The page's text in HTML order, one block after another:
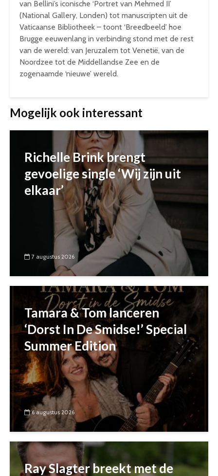
van Bellini’s iconische ‘Portret van Mehmed II’
(National Gallery, Londen) tot manuscripten uit de
Vaticaanse Bibliotheek – toont ‘Breedbeeld’ hoe
Brugge eeuwenlang in verbinding stond met de rest
van de wereld: van Jeruzalem tot Venetië, van de
Noordzee tot de Middellandse Zee en de
zogenaamde ‘nieuwe’ wereld.
Mogelijk ook interessant
Richelle Brink brengt
gevoelige single ‘Wij zijn uit
elkaar’
7 augustus 2026
Tamara & Tom lanceren
‘Dorst In De Smidse!’ Special
Summer Edition
6 augustus 2026
Ray Slagter breekt met de